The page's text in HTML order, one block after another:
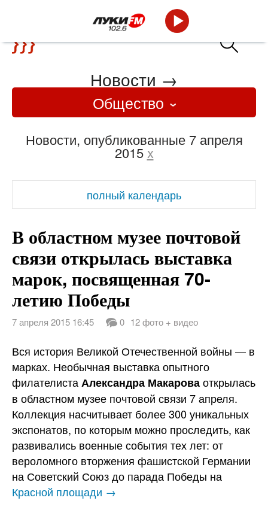
Новости →
Общество
Новости, опубликованные 7 апреля
2015 x
полный календарь
В областном музее почтовой
связи открылась выставка
марок, посвященная 70-
летию Победы
7 апреля 2015 16:45 0 12 фото + видео
Вся история Великой Отечественной войны — в
марках. Необычная выставка опытного
филателистаАлександра Макароваоткрылась
в областном музее почтовой связи 7 апреля.
Коллекция насчитывает более 300 уникальных
экспонатов, по которым можно проследить, как
развивались военные события тех лет: от
вероломного вторжения фашистской Германии
на Советский Союз до парада Победы на
Красной площади →